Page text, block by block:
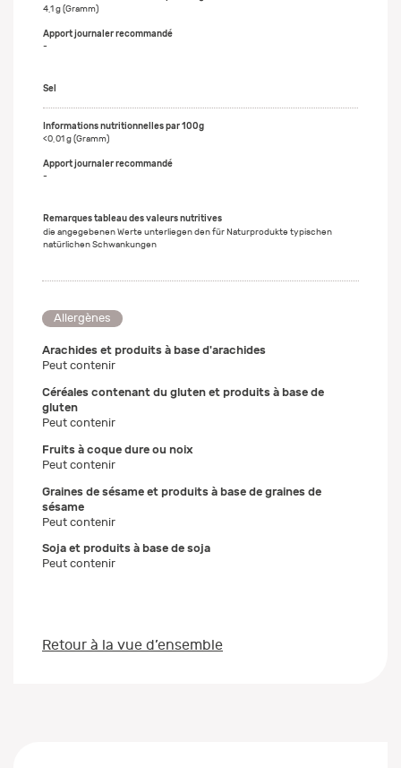
4,1 g (Gramm)
-
Sel
<0,01 g (Gramm)
-
Remarques tableau des valeurs nutritives
die angegebenen Werte unterliegen den für Naturprodukte typischen
natürlichen Schwankungen
Allergènes
Arachides et produits à base d'arachides
Peut contenir
Céréales contenant du gluten et produits à base de
gluten
Peut contenir
Fruits à coque dure ou noix
Peut contenir
Graines de sésame et produits à base de graines de
sésame
Peut contenir
Soja et produits à base de soja
Peut contenir
Retour à la vue d’ensemble